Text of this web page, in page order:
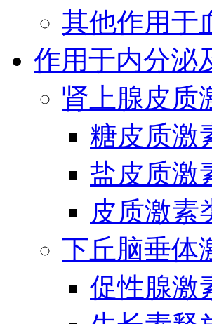
其他作用于
作用于内分泌
肾上腺皮质
糖皮质激
盐皮质激
皮质激素
下丘脑垂体
促性腺激